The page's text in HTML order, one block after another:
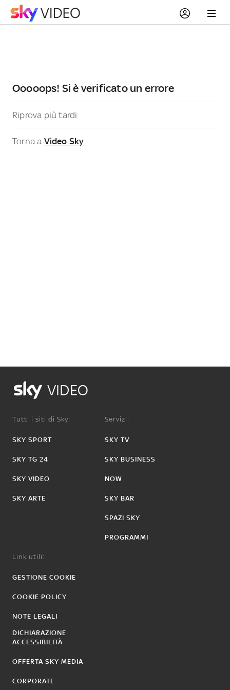
Ooooops! Si è verificato un errore
Riprova più tardi
Torna a Video Sky
VIDEO
Tutti i siti di Sky:
SKY SPORT
SKY TG 24
SKY VIDEO
SKY ARTE
Servizi:
SKY TV
SKY BUSINESS
NOW
SKY BAR
SPAZI SKY
PROGRAMMI
Link utili:
GESTIONE COOKIE
COOKIE POLICY
NOTE LEGALI
DICHIARAZIONE
ACCESSIBILITÀ
OFFERTA SKY MEDIA
CORPORATE